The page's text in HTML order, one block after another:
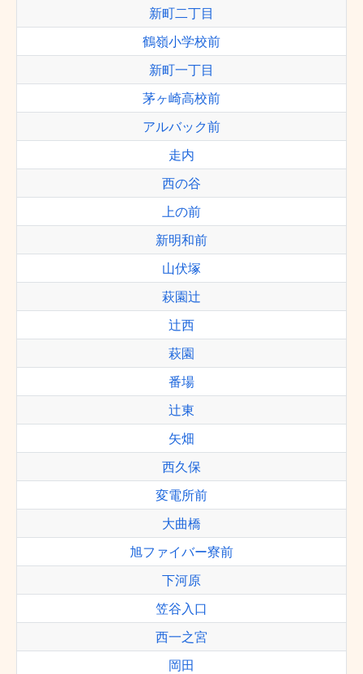
新町二丁目
鶴嶺小学校前
新町一丁目
茅ヶ崎高校前
アルバック前
走内
西の谷
上の前
新明和前
山伏塚
萩園辻
辻西
萩園
番場
辻東
矢畑
西久保
変電所前
大曲橋
旭ファイバー寮前
下河原
笠谷入口
西一之宮
岡田